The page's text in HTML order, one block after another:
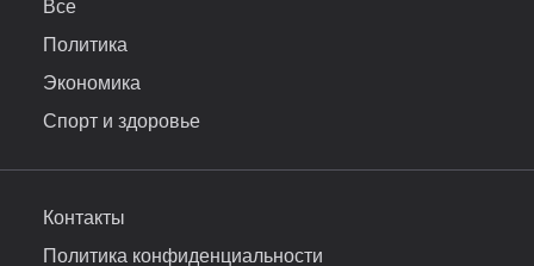
Все
Политика
Экономика
Спорт и здоровье
Контакты
Политика конфиденциальности